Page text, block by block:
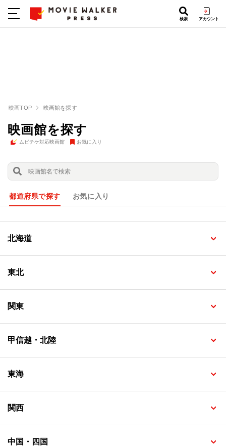
検索 アカウント
映画TOP 映画館を探す
映画館を探す
ムビチケ対応映画館 お気に入り
都道府県で探す お気に入り
北海道
東北
関東
甲信越・北陸
東海
関西
中国・四国